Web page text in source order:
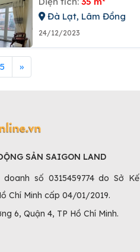
Đà Lạt, Lâm Đồng
24/12/2023
5 »
SẢN SAIGON LAND
số 0315459774 do Sở Kế
Chí Minh cấp 04/01/2019.
6, Quận 4, TP Hồ Chí Minh.